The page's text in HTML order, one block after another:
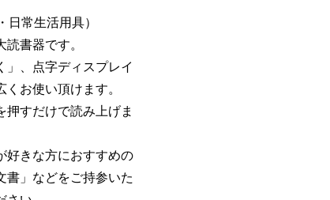
常生活用具）
書器です。
」、点字ディスプレイ
お使い頂けます。
すだけで読み上げま
好きな方におすすめの
書」などをご持参いた